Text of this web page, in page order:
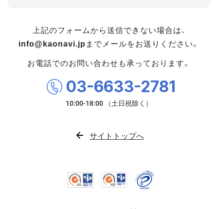
上記のフォームから送信できない場合は、
info@kaonavi.jp までメールをお送りください。
お電話でのお問い合わせも承っております。
03-6633-2781
サイトトップへ